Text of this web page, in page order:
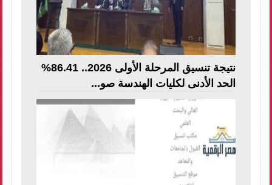
نتيجة تنسيق المرحلة الأولى 2026.. 86.41%
الحد الأدنى لكليات الهندسة صو...